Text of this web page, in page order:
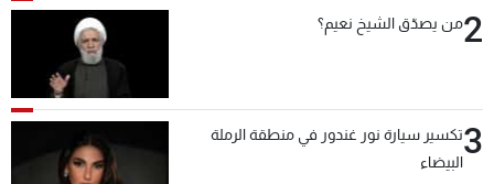
2من يصدّق الشيخ نعيم؟
3تكسير سيارة نور غندور في منطقة الرملة
البيضاء